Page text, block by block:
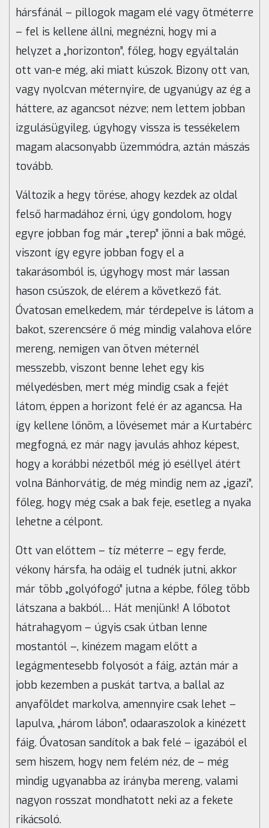
hársfánál – pillogok magam elé vagy ötméterre
– fel is kellene állni, megnézni, hogy mi a
helyzet a „horizonton”, főleg, hogy egyáltalán
ott van-e még, aki miatt kúszok. Bizony ott van,
vagy nyolcvan méternyire, de ugyanúgy az ég a
háttere, az agancsot nézve; nem lettem jobban
izgulásügyileg, úgyhogy vissza is tessékelem
magam alacsonyabb üzemmódra, aztán mászás
tovább.
Változik a hegy törése, ahogy kezdek az oldal
felső harmadához érni, úgy gondolom, hogy
egyre jobban fog már „terep” jönni a bak mögé,
viszont így egyre jobban fogy el a
takarásomból is, úgyhogy most már lassan
hason csúszok, de elérem a következő fát.
Óvatosan emelkedem, már térdepelve is látom a
bakot, szerencsére ő még mindig valahova előre
mereng, nemigen van ötven méternél
messzebb, viszont benne lehet egy kis
mélyedésben, mert még mindig csak a fejét
látom, éppen a horizont felé ér az agancsa. Ha
így kellene lőnöm, a lövésemet már a Kurtabérc
megfogná, ez már nagy javulás ahhoz képest,
hogy a korábbi nézetből még jó eséllyel átért
volna Bánhorvátig, de még mindig nem az „igazi”,
főleg, hogy még csak a bak feje, esetleg a nyaka
lehetne a célpont.
Ott van előttem – tíz méterre – egy ferde,
vékony hársfa, ha odáig el tudnék jutni, akkor
már több „golyófogó” jutna a képbe, főleg több
látszana a bakból… Hát menjünk! A lőbotot
hátrahagyom – úgyis csak útban lenne
mostantól –, kinézem magam előtt a
legágmentesebb folyosót a fáig, aztán már a
jobb kezemben a puskát tartva, a ballal az
anyaföldet markolva, amennyire csak lehet –
lapulva, „három lábon”, odaaraszolok a kinézett
fáig. Óvatosan sandítok a bak felé – igazából el
sem hiszem, hogy nem felém néz, de – még
mindig ugyanabba az irányba mereng, valami
nagyon rosszat mondhatott neki az a fekete
rikácsoló.